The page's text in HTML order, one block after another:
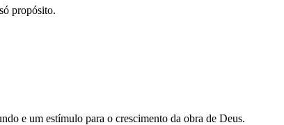
propósito.
e um estímulo para o crescimento da obra de Deus.